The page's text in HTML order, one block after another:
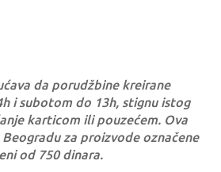
da porudžbine kreirane
i subotom do 13h, stignu istog
karticom ili pouzećem. Ova
za proizvode označene
od 750 dinara.